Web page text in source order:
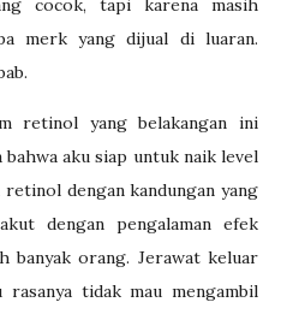
cocok, tapi karena masih
merk yang dijual di luaran.
retinol yang belakangan ini
bahwa aku siap untuk naik level
dengan kandungan yang
dengan pengalaman efek
banyak orang. Jerawat keluar
tidak mau mengambil